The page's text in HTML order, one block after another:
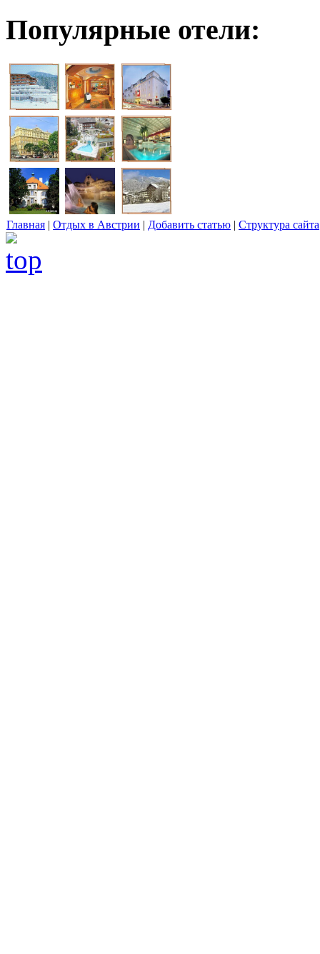
Популярные отели:
Главная | Отдых в Австрии | Добавить статью | Структура сайта